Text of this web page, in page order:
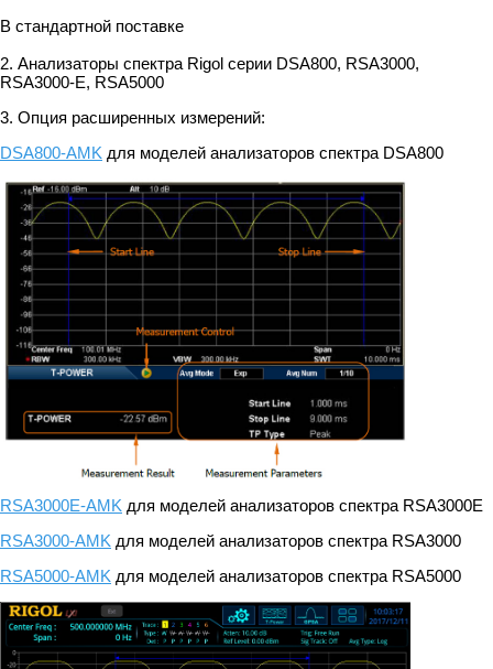
В стандартной поставке
2. Анализаторы спектра Rigol серии DSA800, RSA3000,
RSA3000-E, RSA5000
3. Опция расширенных измерений:
DSA800-AMK для моделей анализаторов спектра DSA800
RSA3000E-AMK для моделей анализаторов спектра RSA3000E
RSA3000-AMK для моделей анализаторов спектра RSA3000
RSA5000-AMK для моделей анализаторов спектра RSA5000